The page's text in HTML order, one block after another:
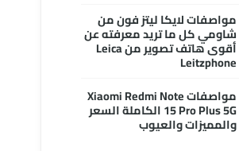
مواصفات لايكا ليتز فون من
شاومي كل ما تريد معرفته عن
أقوى هاتف تصوير من Leica
Leitzphone
مواصفات Xiaomi Redmi Note
15 Pro Plus 5G الكاملة السعر
والمميزات والعيوب